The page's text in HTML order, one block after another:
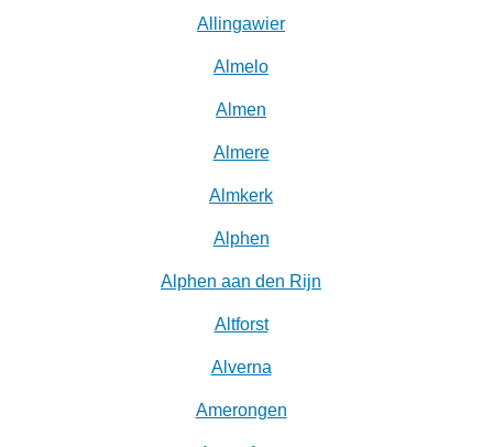
Allingawier
Almelo
Almen
Almere
Almkerk
Alphen
Alphen aan den Rijn
Altforst
Alverna
Amerongen